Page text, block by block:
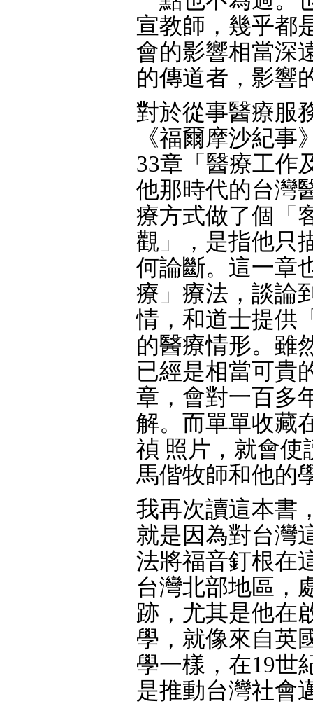
宣教師，幾乎都
會的影響相當深
的傳道者，影響
對於從事醫療服
《福爾摩沙紀
33章「醫療工作
他那時代的台灣
療方式做了個「
觀」，是指他只
何論斷。這一章
療」療法，談論
情，和道士提供
的醫療情形。雖
已經是相當可貴
章，會對一百多
解。而單單收藏
禎 照片，就會使
馬偕牧師和他的
我再次讀這本書
就是因為對台灣
法將福音釘根在
台灣北部地區，
跡，尤其是他在
學，就像來自英
學一樣，在19世
是推動台灣社會